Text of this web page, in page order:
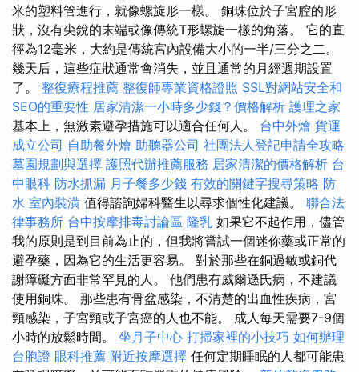
米的塑料管進行，就像螺旋形一樣。 銅珠位於子宮腔的形
狀，沒有尖銳的末端或像傳統T形螺旋一樣的角落。 它的直
徑為12毫米，大約是傳統宮內設備大小的一半/三分之二。
幾天后，這些症狀通常會消失，並且通常的月經週期設置
了。 整復療程推薦 整復師專業資格證照 SSL對網站安全和
SEO的重要性 居家清潔一小時多少錢？價格解析 護理之家
基本上，無激素避孕措施可以適合任何人。 台中外燴 貨運
成立公司 自助餐外燴 助聽器公司 社團法人登記申請全攻略
墓園規劃與選擇 護照代辦推薦服務 居家清潔的價格解析 台
中眼科 防水抓漏 月子餐多少錢 有效的關鍵字搜尋策略 防
水 室內裝潢 值得諮詢婦科醫生以尋求個性化建議。 聯合法
律事務所 台中按摩排毒討論區 隆乳 如果它不起作用，儘管
我的原則是到目前為止的，但我將嘗試一個迷你藥或正常的
避孕藥，因為它的生活更容易。 對於那些在銅過敏或銅代
謝障礙方面非常罕見的人。 他們患有威爾遜氏病，不建議
使用銅珠。 那些患有骨盆感染，不清楚的出血性疾病，宮
頸感染，子宮頸或子宮癌的人也不能。 成人每天需要7-9個
小時的放鬆時間。 坐月子中心 打掃家裡的小技巧 如何辦理
台胞證 眼科推薦 附近按摩選擇 任何定期睡眠的人都可能患